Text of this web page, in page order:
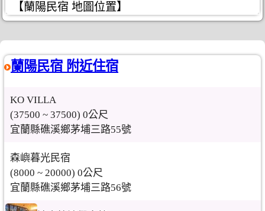
【蘭陽民宿 地圖位置】
蘭陽民宿 附近住宿
KO VILLA
(37500 ~ 37500) 0公尺
宜蘭縣礁溪鄉茅埔三路55號
森嶼暮光民宿
(8000 ~ 20000) 0公尺
宜蘭縣礁溪鄉茅埔三路56號